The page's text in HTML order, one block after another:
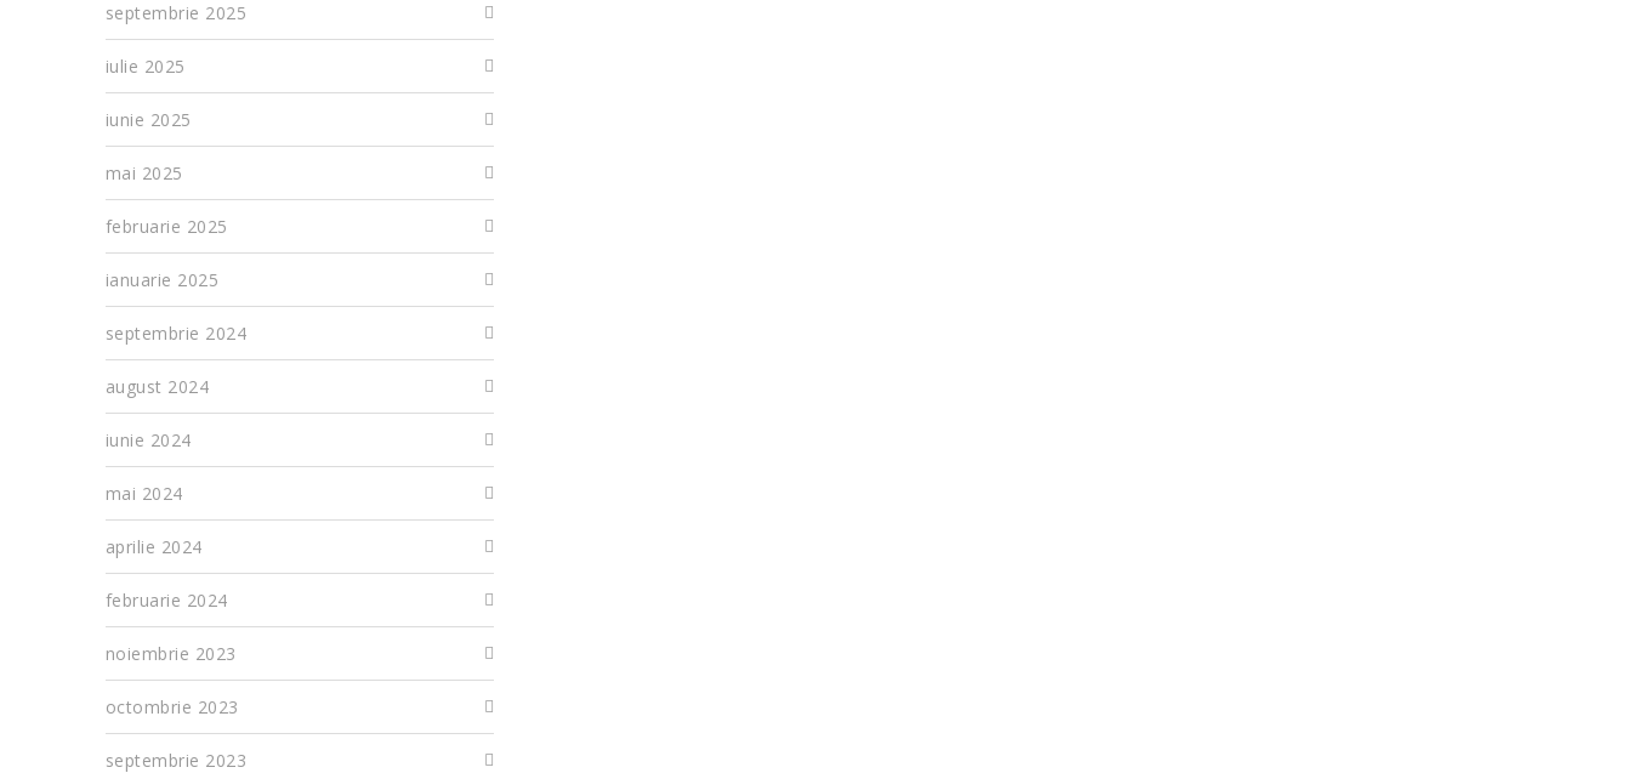
septembrie 2025
iulie 2025
iunie 2025
mai 2025
februarie 2025
ianuarie 2025
septembrie 2024
august 2024
iunie 2024
mai 2024
aprilie 2024
februarie 2024
noiembrie 2023
octombrie 2023
septembrie 2023